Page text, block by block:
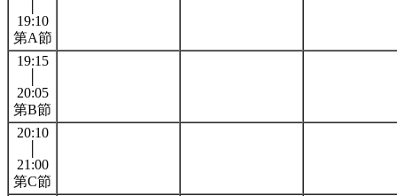
19:10
第A節
19:15
20:05
第B節
20:10
21:00
第C節